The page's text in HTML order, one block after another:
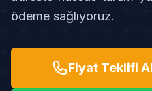
ödeme sağlıyoruz.
Fiyat Teklifi